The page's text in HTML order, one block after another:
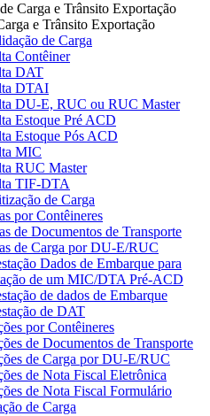
Carga e Trânsito Exportação
e Trânsito Exportação
de Carga
Contêiner
DAT
DTAI
DU-E, RUC ou RUC Master
Estoque Pré ACD
Estoque Pós ACD
MIC
RUC Master
TIF-DTA
de Carga
por Contêineres
de Documentos de Transporte
de Carga por DU-E/RUC
Dados de Embarque para
de um MIC/DTA Pré-ACD
de dados de Embarque
de DAT
por Contêineres
de Documentos de Transporte
de Carga por DU-E/RUC
de Nota Fiscal Eletrônica
de Nota Fiscal Formulário
de Carga